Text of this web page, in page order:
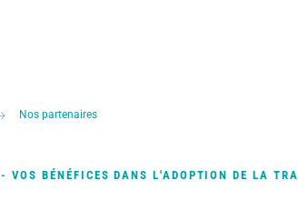
Nos partenaires
VOS BÉNÉFICES DANS L'ADOPTION DE LA